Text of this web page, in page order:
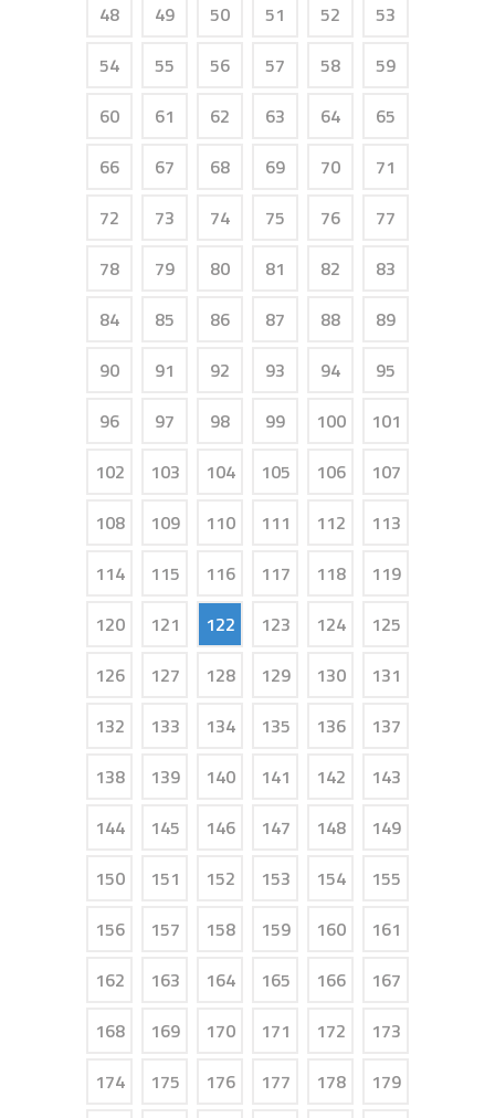
48 49 50 51 52
53
54
55 56 57 58
59
60
61 62 63 64
65
66
67 68 69 70
71
72
73 74 75 76
77
78
79 80 81 82
83
84
85 86 87 88
89
90
91 92 93 94
95
96
97 98 99 100
101
102
103 104 105 106
107
108
109 110 111 112
113
114
115 116 117 118
119
120
121 122 123 124
125
126
127 128 129 130
131
132
133 134 135 136
137
138
139 140 141 142
143
144
145 146 147 148
149
150
151 152 153 154
155
156
157 158 159 160
161
162
163 164 165 166
167
168
169 170 171 172
173
174
175 176 177 178
179